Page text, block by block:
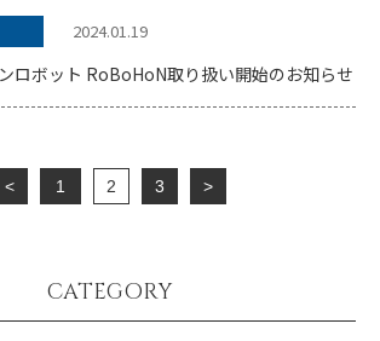
2024.01.19
ロボット RoBoHoN取り扱い開始のお知らせ
< 1 2 3 >
CATEGORY